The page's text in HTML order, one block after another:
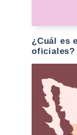
¿Cuál es
oficiales?